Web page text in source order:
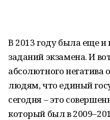
В 2013 году была еще и
заданий экзамена. И
абсолютного негатива
людям, что единый
сегодня – это
который был в